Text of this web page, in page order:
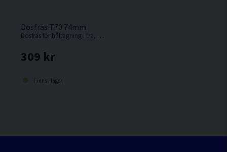
Dosfräs T70 74mm
Dosfräs för håltagning i trä, hårda och porösa plattor, gipsskivor, plast och liknande material. Håldiametern är anpassad för eldosor.
309 kr
Finns i lager